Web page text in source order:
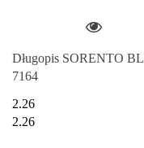
Długopis SORENTO
7164
2.26
2.26